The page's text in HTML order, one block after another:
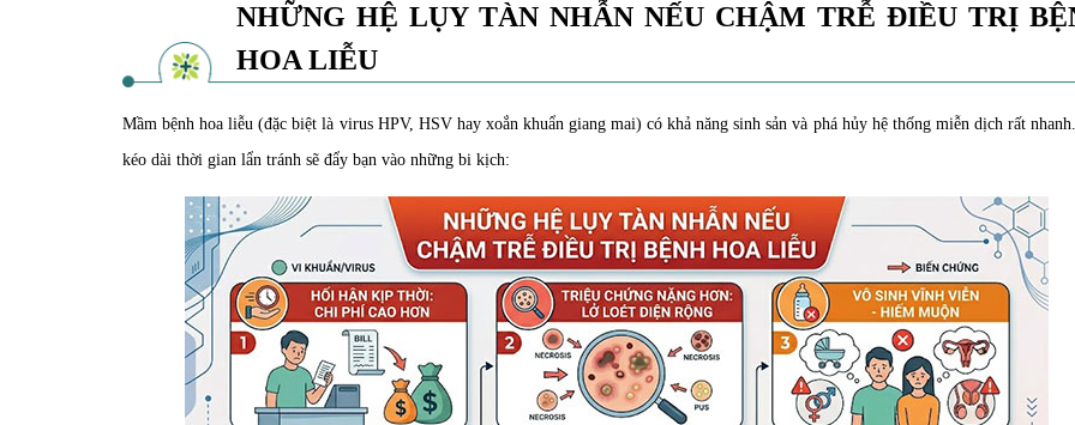
NHỮNG HỆ LỤY TÀN NHẪN NẾU CHẬM TRỄ ĐIỀU TRỊ
HOA LIỄU
Mầm bệnh hoa liễu (đặc biệt là virus HPV, HSV hay xoắn khuẩn giang mai) có khả năng sinh sản và phá hủy hệ thống miễn dịch rất
kéo dài thời gian lẩn tránh sẽ đẩy bạn vào những bi kịch: